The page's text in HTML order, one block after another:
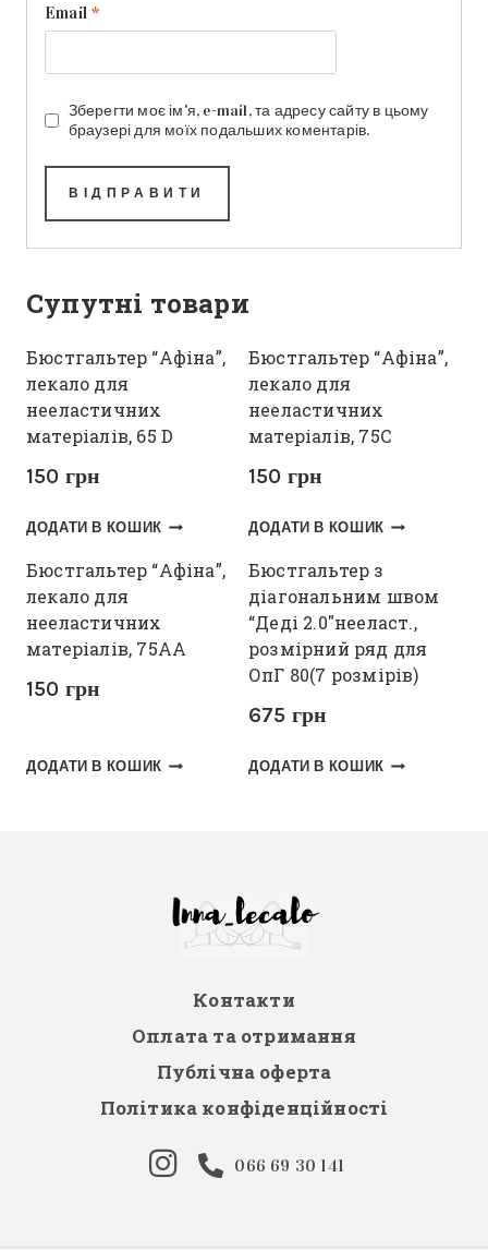
Email*
Зберегти моє ім'я, e-mail, та адресу сайту в цьому
браузері для моїх подальших коментарів.
Супутні товари
Бюстгальтер “Афіна”,
лекало для
нееластичних
матеріалів, 65 D
150 грн
ДОДАТИ В КОШИК
Бюстгальтер “Афіна”,
лекало для
нееластичних
матеріалів, 75С
150 грн
ДОДАТИ В КОШИК
Бюстгальтер “Афіна”,
лекало для
нееластичних
матеріалів, 75АА
150 грн
ДОДАТИ В КОШИК
Бюстгальтер з
діагональним швом
“Деді 2.0″нееласт.,
розмірний ряд для
ОпГ 80(7 розмірів)
675 грн
ДОДАТИ В КОШИК
Контакти
Оплата та отримання
Публічна оферта
Політика конфіденційності
066 69 30 141